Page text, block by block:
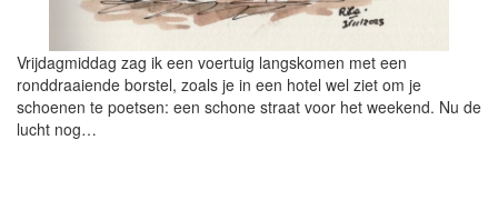
Vrijdagmiddag zag ik een voertuig langskomen met een
ronddraaiende borstel, zoals je in een hotel wel ziet om je
schoenen te poetsen: een schone straat voor het weekend. Nu de
lucht nog…